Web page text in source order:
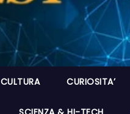
CULTURA CURIOSITA’